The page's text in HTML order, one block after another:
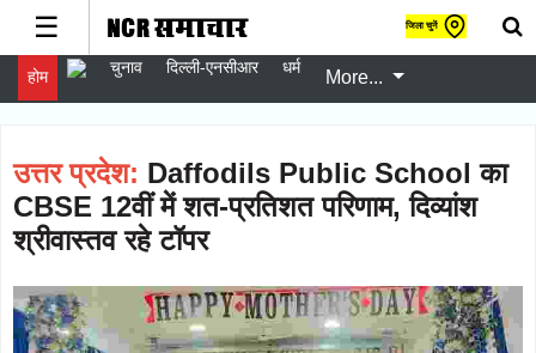
दिल्ली-
☰ जिला चुनें
होम चुनाव दिल्ली-एनसीआर धर्म More...
उत्तर प्रदेश: Daffodils Public School का
CBSE 12वीं में शत-प्रतिशत परिणाम, दिव्यांश
श्रीवास्तव रहे टॉपर